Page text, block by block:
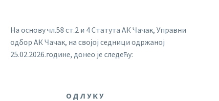
На основу чл.58 ст.2 и 4 Статута АК Чачак, Управни
одбор АК Чачак, на својој седници одржаној
25.02.2026.године, донео је следећу:
О Д Л У К У